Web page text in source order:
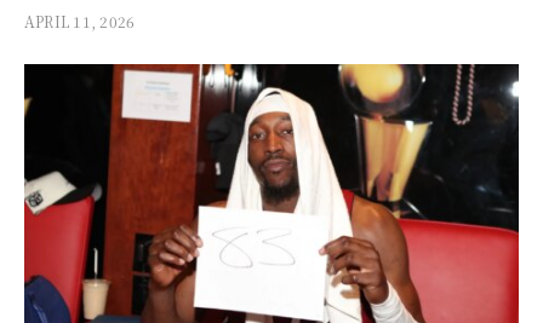
APRIL 11, 2026